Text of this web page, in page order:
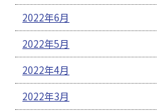
2022年6月
2022年5月
2022年4月
2022年3月